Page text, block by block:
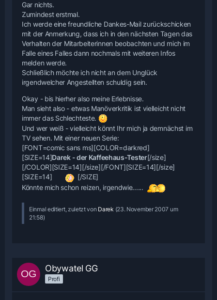
Gar nichts.
Zumindest erstmal.
Ich werde eine freundliche Dankes-Mail zurückschicken
mit der Anmerkung, dass ich in den nächsten Tagen das
Verhalten der Mitarbeiterinnen beobachten und mich im
Falle eines Falles dann nochmals mit weiteren Infos
melden werde.
Schließlich möchte ich nicht an dem Unglück
irgendwelcher Angestellten schuldig sein.
Okay - bis hierher also meine Erlebnisse.
Man sieht also - etwas Manöverkritik ist vielleicht nicht
immer das Schlechteste.
Und wer weiß - vielleicht könnt Ihr mich ja demnächst im
TV sehen. Mit einer neuen Serie:
[FONT=comic sans ms][COLOR=darkred]
[SIZE=14]Darek - der Kaffeehaus-Tester[/size]
[/COLOR][SIZE=14][/size][/FONT][SIZE=14][/size]
[SIZE=14]
[/SIZE]
Könnte mich schon reizen, irgendwie......
Einmal editiert, zuletzt von Darek (23. November 2007 um
21:58)
Obywatel GG
Profi